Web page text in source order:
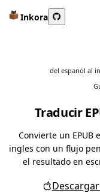
Inkora
del espanol al
Traducir
Convierte un EPUB
ingles con un flujo
el resultado en